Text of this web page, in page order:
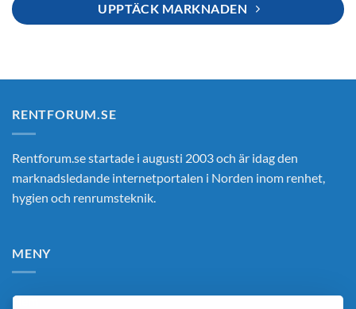
UPPTÄCK MARKNADEN
RENTFORUM.SE
Rentforum.se startade i augusti 2003 och är idag den
marknadsledande internetportalen i Norden inom renhet,
hygien och renrumsteknik.
MENY
Hem